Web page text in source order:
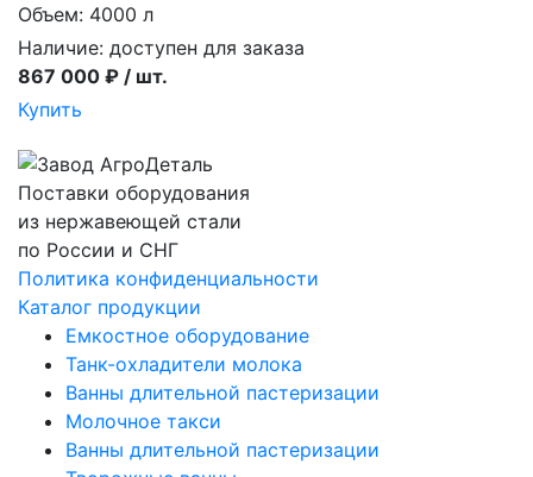
Объем: 4000 л
Наличие: доступен для заказа
867 000 ₽ / шт.
Купить
Поставки оборудования
из нержавеющей стали
по России и СНГ
Политика конфиденциальности
Каталог продукции
Емкостное оборудование
Танк-охладители молока
Ванны длительной пастеризации
Молочное такси
Ванны длительной пастеризации